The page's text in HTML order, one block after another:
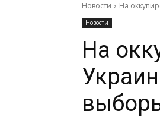
Новости На
Новости
На